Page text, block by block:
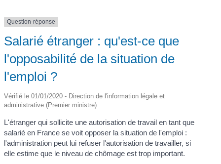
Question-réponse
Salarié étranger : qu'est-ce que
l'opposabilité de la situation de
l'emploi ?
Vérifié le 01/01/2020 - Direction de l'information légale et
administrative (Premier ministre)
L'étranger qui sollicite une autorisation de travail en tant que
salarié en France se voit opposer la situation de l'emploi :
l'administration peut lui refuser l'autorisation de travailler, si
elle estime que le niveau de chômage est trop important.